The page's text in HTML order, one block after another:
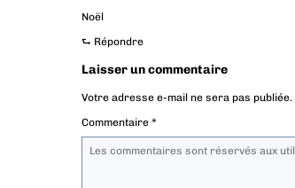
Noël
⮑ Répondre
Laisser un commentaire
Votre adresse e-mail ne sera pas publiée.
Commentaire *